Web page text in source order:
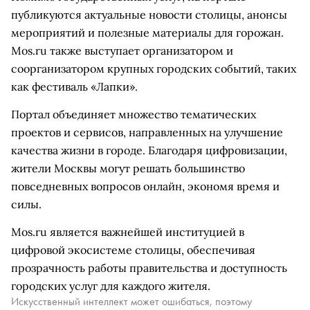
публикуются актуальные новости столицы, анонсы
мероприятий и полезные материалы для горожан.
Mos.ru также выступает организатором и
соорганизатором крупных городских событий, таких
как фестиваль «Лапки».
Портал объединяет множество тематических
проектов и сервисов, направленных на улучшение
качества жизни в городе. Благодаря цифровизации,
жители Москвы могут решать большинство
повседневных вопросов онлайн, экономя время и
силы.
Mos.ru является важнейшей институцией в
цифровой экосистеме столицы, обеспечивая
прозрачность работы правительства и доступность
городских услуг для каждого жителя.
Искусственный интеллект может ошибаться, поэтому